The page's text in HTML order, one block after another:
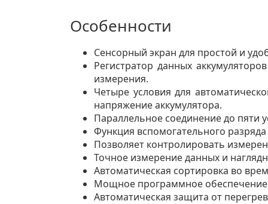
Особенности
Сенсорный экран для простой и
Регистратор данных
измерения.
Четыре условия для
напряжение аккумулятора.
Параллельное соединение до пяти
Функция вспомогательного
Позволяет контролировать
Точное измерение данных и
Автоматическая сортировка во
Мощное программное обеспечение
Автоматическая защита от